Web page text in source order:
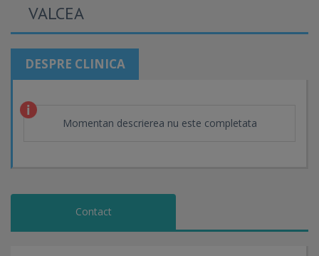
VALCEA
DESPRE CLINICA
Momentan descrierea nu este completata
Contact